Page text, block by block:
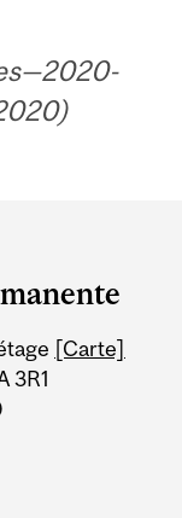
[Carte]
3R1